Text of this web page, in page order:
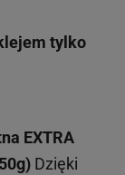
tylko
EXTRA
Dzięki